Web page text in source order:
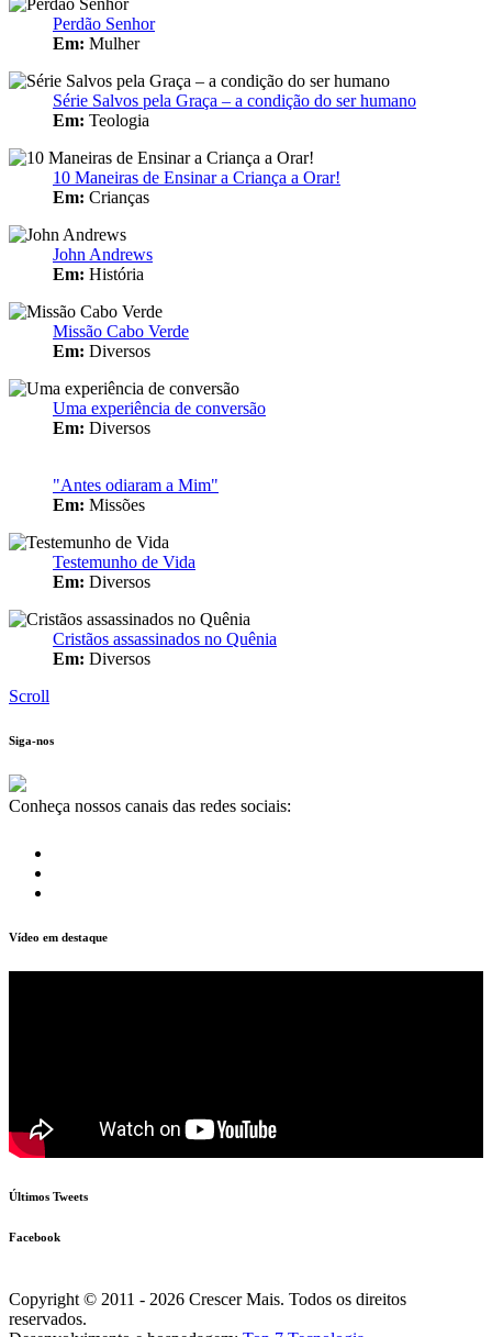
Perdão Senhor
Em: Mulher
Série Salvos pela Graça – a condição do ser humano
Em: Teologia
10 Maneiras de Ensinar a Criança a Orar!
Em: Crianças
John Andrews
Em: História
Missão Cabo Verde
Em: Diversos
Uma experiência de conversão
Em: Diversos
"Antes odiaram a Mim"
Em: Missões
Testemunho de Vida
Em: Diversos
Cristãos assassinados no Quênia
Em: Diversos
Scroll
Siga-nos
Conheça nossos canais das redes sociais:
Vídeo em destaque
Últimos Tweets
Facebook
Copyright © 2011 - 2026 Crescer Mais. Todos os direitos
reservados.